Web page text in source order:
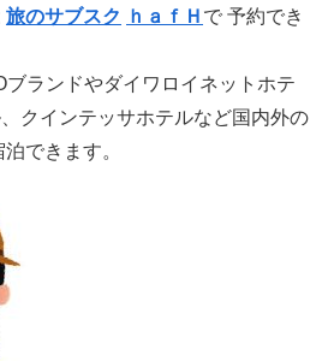
旅のサブスク ｈａｆＨ で 予約でき
ランドやダイワロイネットホテ
クインテッサホテルなど国内外の
できます。